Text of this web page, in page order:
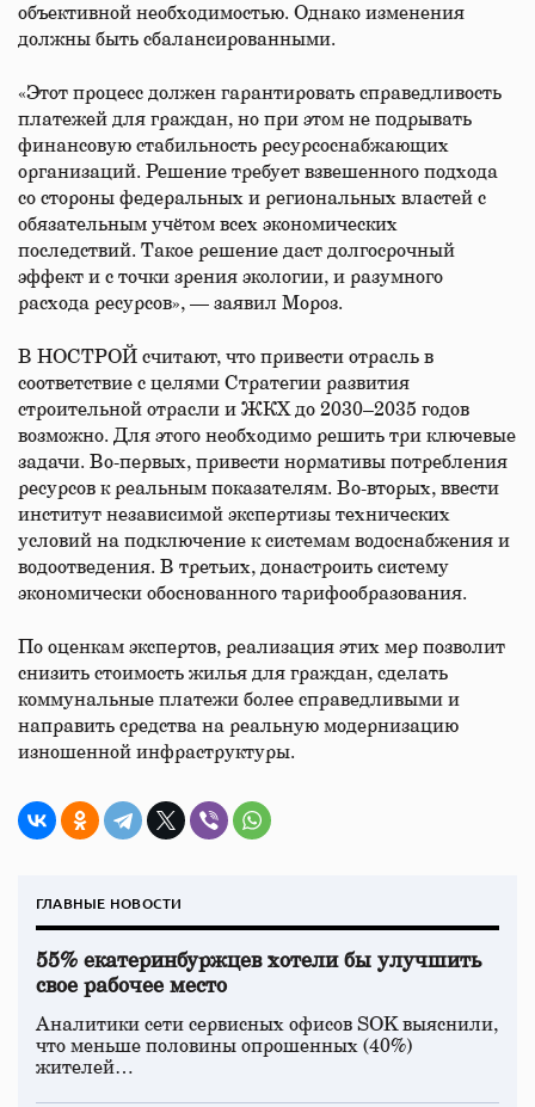
объективной необходимостью. Однако изменения
должны быть сбалансированными.
«Этот процесс должен гарантировать справедливость
платежей для граждан, но при этом не подрывать
финансовую стабильность ресурсоснабжающих
организаций. Решение требует взвешенного подхода
со стороны федеральных и региональных властей с
обязательным учётом всех экономических
последствий. Такое решение даст долгосрочный
эффект и с точки зрения экологии, и разумного
расхода ресурсов», — заявил Мороз.
В НОСТРОЙ считают, что привести отрасль в
соответствие с целями Стратегии развития
строительной отрасли и ЖКХ до 2030–2035 годов
возможно. Для этого необходимо решить три ключевые
задачи. Во-первых, привести нормативы потребления
ресурсов к реальным показателям. Во-вторых, ввести
институт независимой экспертизы технических
условий на подключение к системам водоснабжения и
водоотведения. В третьих, донастроить систему
экономически обоснованного тарифообразования.
По оценкам экспертов, реализация этих мер позволит
снизить стоимость жилья для граждан, сделать
коммунальные платежи более справедливыми и
направить средства на реальную модернизацию
изношенной инфраструктуры.
ГЛАВНЫЕ НОВОСТИ
55% екатеринбуржцев хотели бы улучшить
свое рабочее место
Аналитики сети сервисных офисов SOK выяснили,
что меньше половины опрошенных (40%)
жителей…